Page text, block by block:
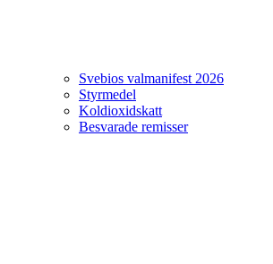
Svebios valmanifest 2026
Styrmedel
Koldioxidskatt
Besvarade remisser